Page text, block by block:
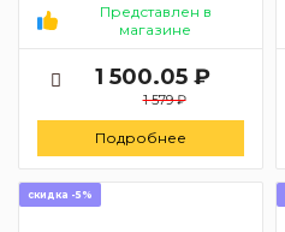
Представлен в
магазине
1 500.05 ₽
1 579 ₽
Подробнее
скидка -5%